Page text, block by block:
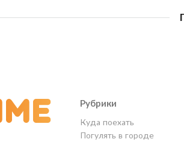
Рубрики
Куда поехать
Погулять в городе